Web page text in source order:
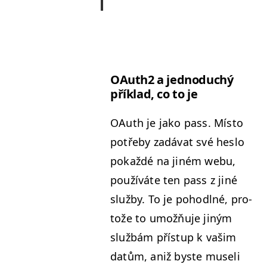
OAuth2 a jednoduchý
přík­lad, co to je
OAuth je jako pass. Mís­to
potře­by zadá­vat své hes­lo
pokaždé na jiném webu,
používáte ten pass z jiné
služ­by. To je pohodl­né, pro­
tože to umožňu­je jiným
službám příst­up k vašim
datům, aniž byste museli